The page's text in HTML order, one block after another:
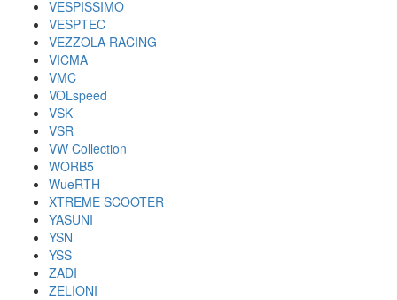
VESPISSIMO
VESPTEC
VEZZOLA RACING
VICMA
VMC
VOLspeed
VSK
VSR
VW Collection
WORB5
WueRTH
XTREME SCOOTER
YASUNI
YSN
YSS
ZADI
ZELIONI